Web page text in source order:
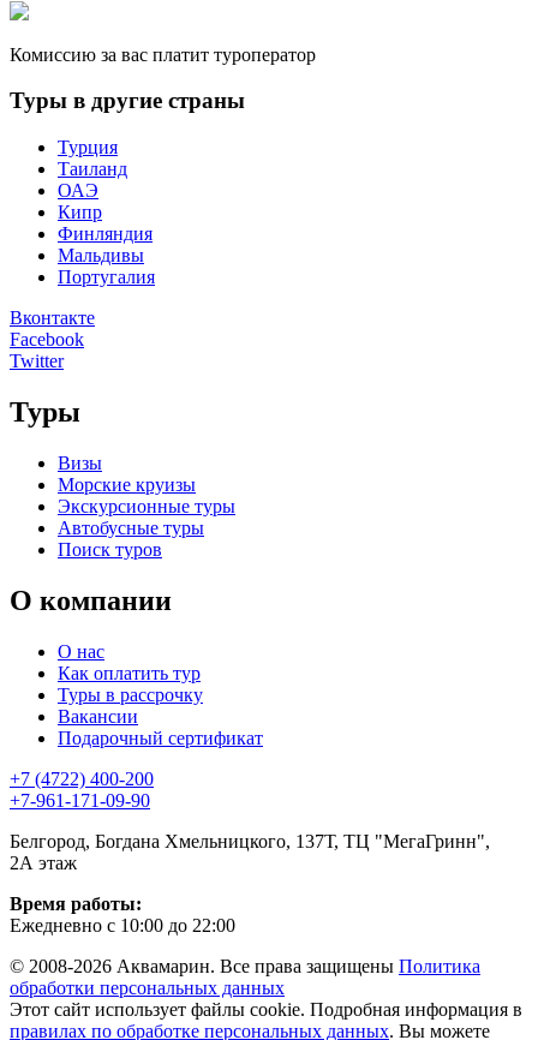
Комиссию за вас платит туроператор
Туры в другие страны
Турция
Таиланд
ОАЭ
Кипр
Финляндия
Мальдивы
Португалия
Вконтакте
Facebook
Twitter
Туры
Визы
Морские круизы
Экскурсионные туры
Автобусные туры
Поиск туров
О компании
О нас
Как оплатить тур
Туры в рассрочку
Вакансии
Подарочный сертификат
+7 (4722) 400-200
+7-961-171-09-90
Белгород, Богдана Хмельницкого, 137Т, ТЦ "МегаГринн",
2А этаж
Время работы:
Ежедневно с 10:00 до 22:00
© 2008-2026 Аквамарин. Все права защищены Политика
обработки персональных данных
Этот сайт использует файлы cookie. Подробная информация в
правилах по обработке персональных данных. Вы можете